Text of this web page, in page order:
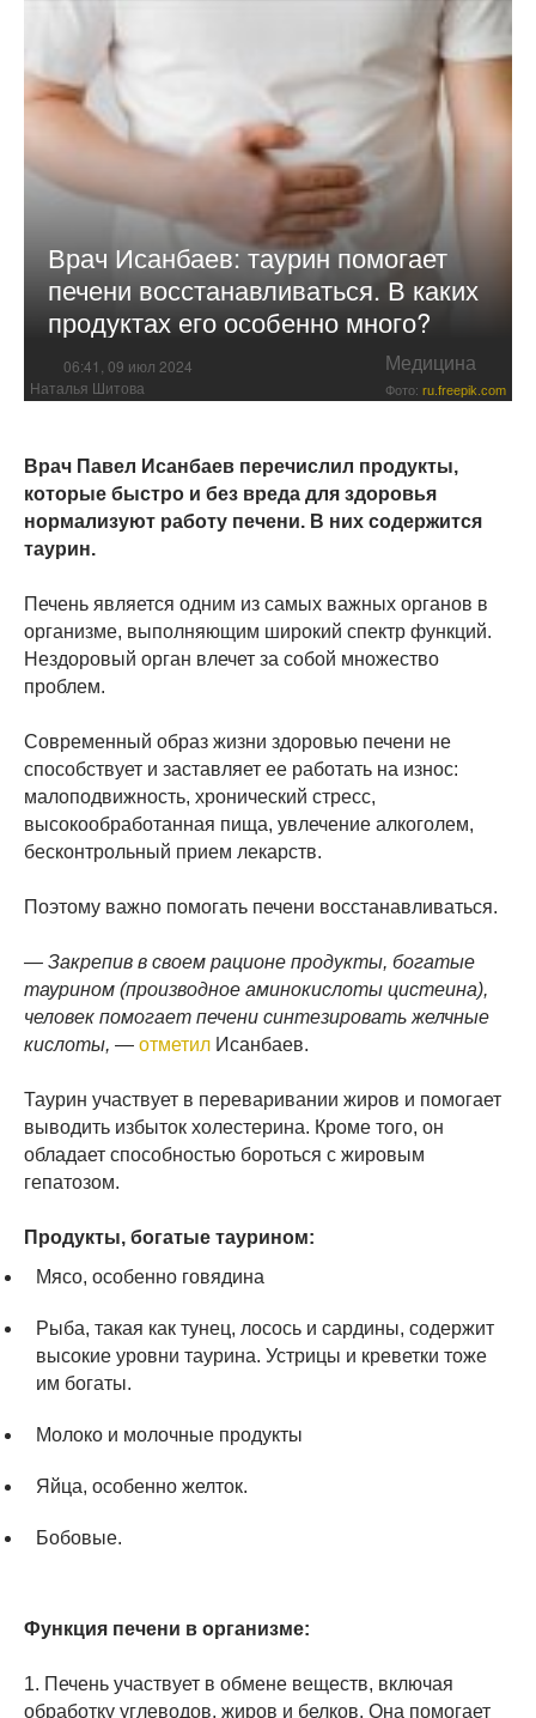
Врач Исанбаев: таурин помогает
печени восстанавливаться. В каких
продуктах его особенно много?
06:41, 09 июл 2024 Медицина
Наталья Шитова Фото: ru.freepik.com
Врач Павел Исанбаев перечислил продукты,
которые быстро и без вреда для здоровья
нормализуют работу печени. В них содержится
таурин.
Печень является одним из самых важных органов в
организме, выполняющим широкий спектр функций.
Нездоровый орган влечет за собой множество
проблем.
Современный образ жизни здоровью печени не
способствует и заставляет ее работать на износ:
малоподвижность, хронический стресс,
высокообработанная пища, увлечение алкоголем,
бесконтрольный прием лекарств.
Поэтому важно помогать печени восстанавливаться.
— Закрепив в своем рационе продукты, богатые
таурином (производное аминокислоты цистеина),
человек помогает печени синтезировать желчные
кислоты, — отметил Исанбаев.
Таурин участвует в переваривании жиров и помогает
выводить избыток холестерина. Кроме того, он
обладает способностью бороться с жировым
гепатозом.
Продукты, богатые таурином:
Мясо, особенно говядина
Рыба, такая как тунец, лосось и сардины, содержит
высокие уровни таурина. Устрицы и креветки тоже
им богаты.
Молоко и молочные продукты
Яйца, особенно желток.
Бобовые.
Функция печени в организме:
1. Печень участвует в обмене веществ, включая
обработку углеводов, жиров и белков. Она помогает